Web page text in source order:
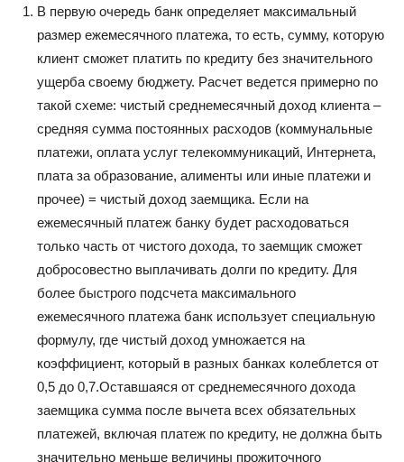
В первую очередь банк определяет максимальный
размер ежемесячного платежа, то есть, сумму, которую
клиент сможет платить по кредиту без значительного
ущерба своему бюджету. Расчет ведется примерно по
такой схеме: чистый среднемесячный доход клиента –
средняя сумма постоянных расходов (коммунальные
платежи, оплата услуг телекоммуникаций, Интернета,
плата за образование, алименты или иные платежи и
прочее) = чистый доход заемщика. Если на
ежемесячный платеж банку будет расходоваться
только часть от чистого дохода, то заемщик сможет
добросовестно выплачивать долги по кредиту. Для
более быстрого подсчета максимального
ежемесячного платежа банк использует специальную
формулу, где чистый доход умножается на
коэффициент, который в разных банках колеблется от
0,5 до 0,7.Оставшаяся от среднемесячного дохода
заемщика сумма после вычета всех обязательных
платежей, включая платеж по кредиту, не должна быть
значительно меньше величины прожиточного